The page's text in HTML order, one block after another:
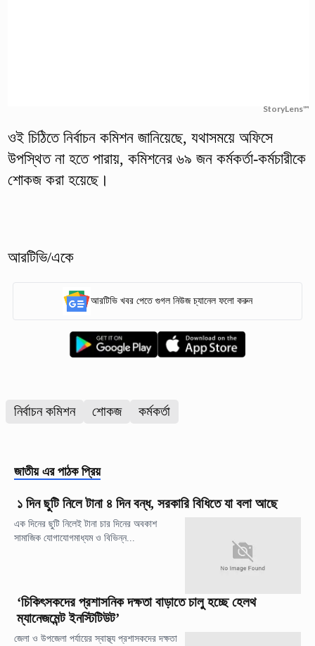
StoryLens™
ওই চিঠিতে নির্বাচন কমিশন জানিয়েছে, যথাসময়ে অফিসে
উপস্থিত না হতে পারায়, কমিশনের ৬৯ জন কর্মকর্তা-কর্মচারীকে
শোকজ করা হয়েছে।
আরটিভি/একে
আরটিভি খবর পেতে গুগল নিউজ চ্যানেল ফলো করুন
নির্বাচন কমিশন শোকজ কর্মকর্তা
জাতীয় এর পাঠক প্রিয়
১ দিন ছুটি নিলে টানা ৪ দিন বন্ধ, সরকারি বিধিতে যা বলা আছে
এক দিনের ছুটি নিলেই টানা চার দিনের অবকাশ
সামাজিক যোগাযোগমাধ্যম ও বিভিন্ন...
‘চিকিৎসকদের প্রশাসনিক দক্ষতা বাড়াতে চালু হচ্ছে হেলথ
ম্যানেজমেন্ট ইনস্টিটিউট’
জেলা ও উপজেলা পর্যায়ের স্বাস্থ্য প্রশাসকদের দক্ষতা